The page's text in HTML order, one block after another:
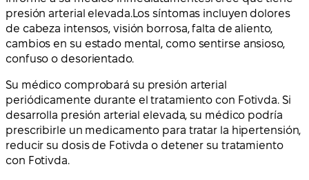
presión arterial elevada.Los síntomas incluyen dolores
de cabeza intensos, visión borrosa, falta de aliento,
cambios en su estado mental, como sentirse ansioso,
confuso o desorientado.
Su médico comprobará su presión arterial
periódicamente durante el tratamiento con Fotivda. Si
desarrolla presión arterial elevada, su médico podría
prescribirle un medicamento para tratar la hipertensión,
reducir su dosis de Fotivda o detener su tratamiento
con Fotivda.